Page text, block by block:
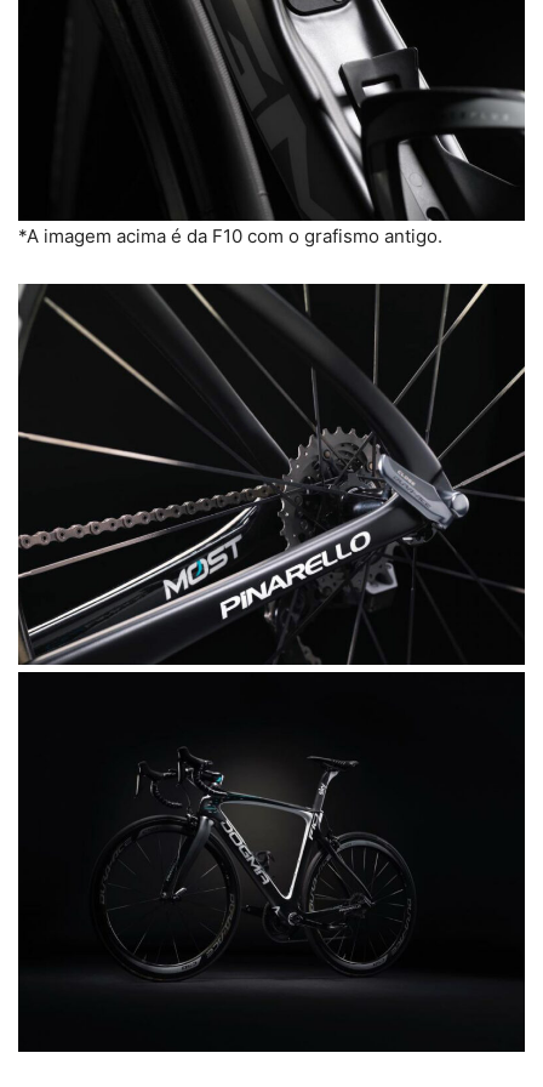
*A imagem acima é da F10 com o grafismo antigo.